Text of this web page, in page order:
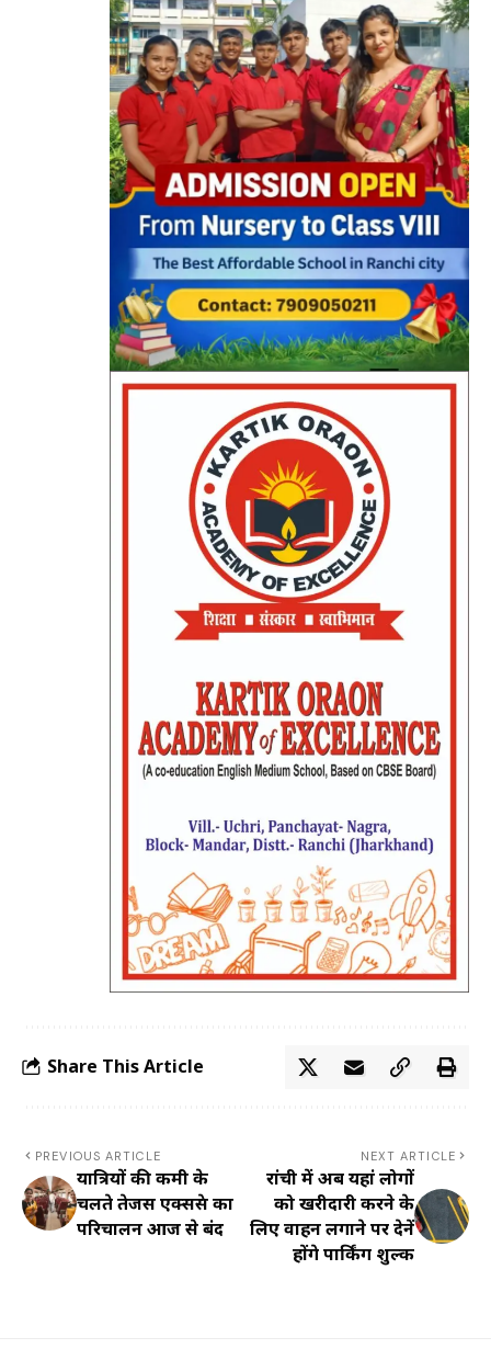
Share This Article
PREVIOUS ARTICLE
यात्रियों की कमी के
चलते तेजस एक्सप्रेस का
परिचालन आज से बंद
NEXT ARTICLE
रांची में अब यहां लोगों
को खरीदारी करने के
लिए वाहन लगाने पर देनें
होंगे पार्किंग शुल्क